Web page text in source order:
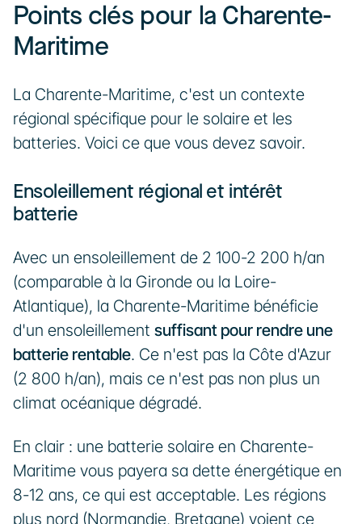
Points clés pour la Charente-
Maritime
La Charente-Maritime, c'est un contexte
régional spécifique pour le solaire et les
batteries. Voici ce que vous devez savoir.
Ensoleillement régional et intérêt
batterie
Avec un ensoleillement de 2 100-2 200 h/an
(comparable à la Gironde ou la Loire-
Atlantique), la Charente-Maritime bénéficie
d'un ensoleillement suffisant pour rendre une
batterie rentable. Ce n'est pas la Côte d'Azur
(2 800 h/an), mais ce n'est pas non plus un
climat océanique dégradé.
En clair : une batterie solaire en Charente-
Maritime vous payera sa dette énergétique en
8-12 ans, ce qui est acceptable. Les régions
plus nord (Normandie, Bretagne) voient ce